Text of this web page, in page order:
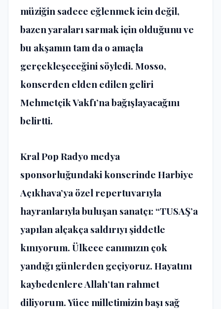
müziğin sadece eğlenmek icin değil,
bazen yaraları sarmak için olduğunu ve
bu akşamın tam da o amaçla
gerçekleşeceğini söyledi. Mosso,
konserden elden edilen geliri
Mehmetçik Vakfı’na bağışlayacağını
belirtti.
Kral Pop Radyo medya
sponsorluğundaki konserinde Harbiye
Açıkhava’ya özel repertuvarıyla
hayranlarıyla buluşan sanatçı: “TUSAŞ’a
yapılan alçakça saldırıyı şiddetle
kınıyorum. Ülkece canımızın çok
yandığı günlerden geçiyoruz. Hayatını
kaybedenlere Allah’tan rahmet
diliyorum. Yüce milletimizin başı sağ